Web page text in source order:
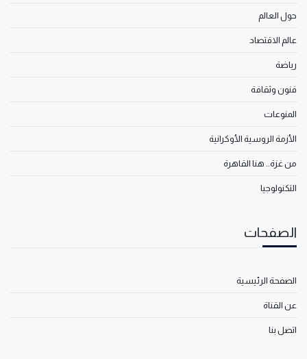
حول العالم
عالم الاقتصاد
رياضة
فنون وثقافة
المنوعات
الأزمة الروسية الأوكرانية
من غزة.. هنا القاهرة
التكنولوجيا
الصفحات
الصفحة الرئيسية
عن القناة
اتصل بنا